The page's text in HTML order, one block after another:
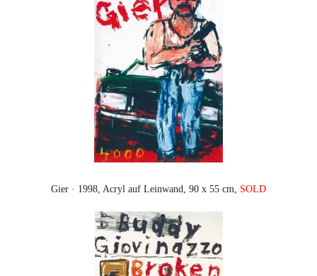
Gier · 1998, Acryl auf Leinwand, 90 x 55 cm, SOLD